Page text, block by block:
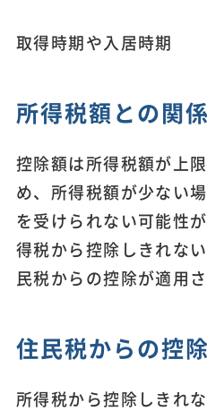
取得時期や入居時期
所得税額との関係
控除額は所得税額が上
め、所得税額が少ない
を受けられない可能性
得税から控除しきれな
民税からの控除が適用
住民税からの控
所得税から控除しきれ